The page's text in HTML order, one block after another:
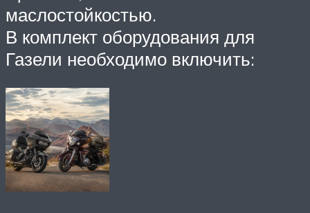
маслостойкостью.
В комплект оборудования для
Газели необходимо включить: